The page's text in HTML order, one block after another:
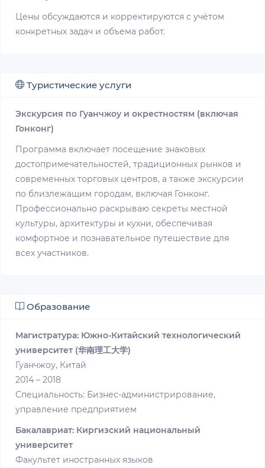
Цены обсуждаются и корректируются с учётом
конкретных задач и объема работ.
Туристические услуги
Экскурсия по Гуанчжоу и окрестностям (включая
Гонконг)
Программа включает посещение знаковых
достопримечательностей, традиционных рынков и
современных торговых центров, а также экскурсии
по близлежащим городам, включая Гонконг.
Профессионально раскрываю секреты местной
культуры, архитектуры и кухни, обеспечивая
комфортное и познавательное путешествие для
всех участников.
Образование
Магистратура: Южно-Китайский технологический
университет (华南理工大学)
Гуанчжоу, Китай
2014 – 2018
Специальность: Бизнес-администрирование,
управление предприятием
Бакалавриат: Киргизский национальный
университет
Факультет иностранных языков